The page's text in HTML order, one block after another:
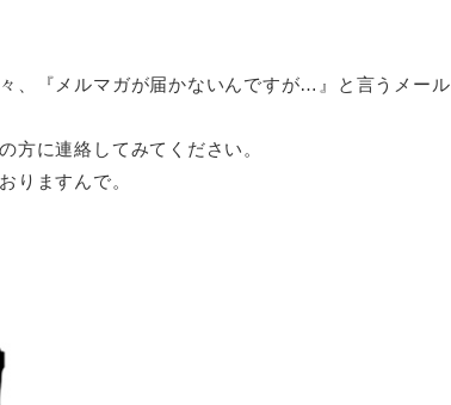
、『メルマガが届かないんですが…』と言うメール
方に連絡してみてください。
りますんで。